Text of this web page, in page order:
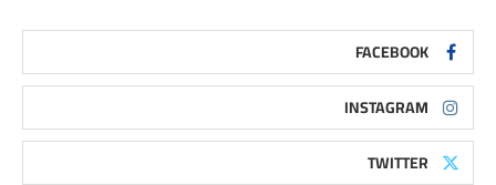
FACEBOOK
INSTAGRAM
TWITTER